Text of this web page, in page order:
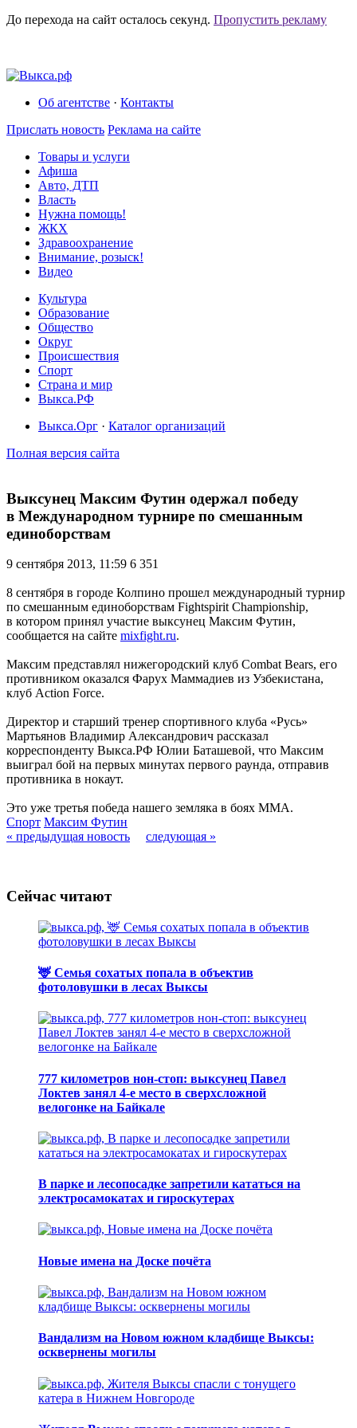
До перехода на сайт осталось секунд. Пропустить рекламу
Об агентстве · Контакты
Прислать новость Реклама на сайте
Товары и услуги
Афиша
Авто, ДТП
Власть
Нужна помощь!
ЖКХ
Здравоохранение
Внимание, розыск!
Видео
Культура
Образование
Общество
Округ
Происшествия
Спорт
Страна и мир
Выкса.РФ
Выкса.Орг · Каталог организаций
Полная версия сайта
Выксунец Максим Футин одержал победу
в Международном турнире по смешанным
единоборствам
9 сентября 2013, 11:59 6 351
8 сентября в городе Колпино прошел международный турнир
по смешанным единоборствам Fightspirit Championship,
в котором принял участие выксунец Максим Футин,
сообщается на сайте mixfight.ru.
Максим представлял нижегородский клуб Combat Bears, его
противником оказался Фарух Маммадиев из Узбекистана,
клуб Action Force.
Директор и старший тренер спортивного клуба «Русь»
Мартьянов Владимир Александрович рассказал
корреспонденту Выкса.РФ Юлии Баташевой, что Максим
выиграл бой на первых минутах первого раунда, отправив
противника в нокаут.
Это уже третья победа нашего земляка в боях MMA.
Спорт Максим Футин
« предыдущая новость
следующая »
Сейчас читают
🦌 Семья сохатых попала в объектив
фотоловушки в лесах Выксы
777 километров нон-стоп: выксунец Павел
Локтев занял 4-е место в сверхсложной
велогонке на Байкале
В парке и лесопосадке запретили кататься на
электросамокатах и гироскутерах
Новые имена на Доске почёта
Вандализм на Новом южном кладбище Выксы:
осквернены могилы